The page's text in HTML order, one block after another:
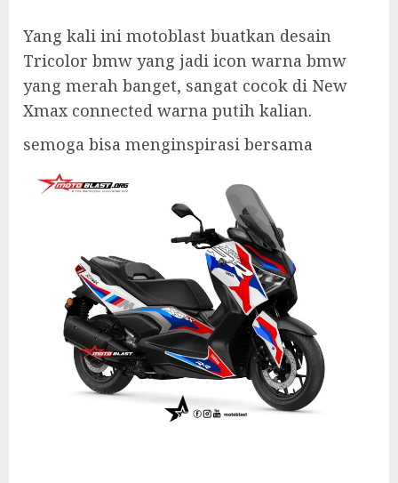
Yang kali ini motoblast buatkan desain
Tricolor bmw yang jadi icon warna bmw
yang merah banget, sangat cocok di New
Xmax connected warna putih kalian.
semoga bisa menginspirasi bersama